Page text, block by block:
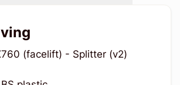
(facelift) - Splitter (v2)